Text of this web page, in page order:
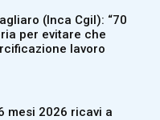
(Inca Cgil): “70
per evitare che
lavoro
mesi 2026 ricavi a